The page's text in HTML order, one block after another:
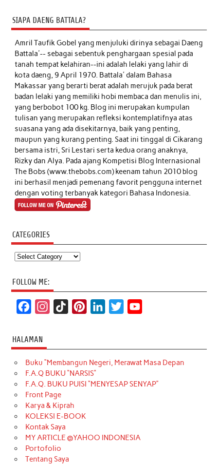
SIAPA DAENG BATTALA?
Amril Taufik Gobelyang menjuluki dirinya sebagai Daeng
Battala'-- sebagai sebentuk penghargaan spesial pada
tanah tempat kelahiran--ini adalah lelaki yang lahir di
kota daeng, 9 April 1970. Battala' dalam Bahasa
Makassar yang berarti berat adalah merujuk pada berat
badan lelaki yang memiliki hobi membaca dan menulis ini,
yang berbobot 100 kg. Blog ini merupakan kumpulan
tulisan yang merupakan refleksi kontemplatifnya atas
suasana yang ada disekitarnya, baik yang penting,
maupun yang kurang penting. Saat ini tinggal di Cikarang
bersama istri, Sri Lestari serta kedua orang anaknya,
Rizky dan Alya. Pada ajang Kompetisi Blog Internasional
The Bobs (www.thebobs.com) keenam tahun 2010 blog
ini berhasil menjadi pemenang favorit pengguna internet
dengan voting terbanyak kategori Bahasa Indonesia.
CATEGORIES
Categories
FOLLOW ME:
c
e
b
o
o
k
t
a
g
r
a
m
T
o
k
t
e
r
k
e
d
t
t
e
T
u
b
HALAMAN
Buku “Membangun Negeri, Merawat Masa Depan
F.A.Q BUKU “NARSIS”
F.A.Q. BUKU PUISI “MENYESAP SENYAP”
Front Page
Karya & Kiprah
KOLEKSI E-BOOK
Kontak Saya
MY ARTICLE @YAHOO INDONESIA
Portofolio
Tentang Saya